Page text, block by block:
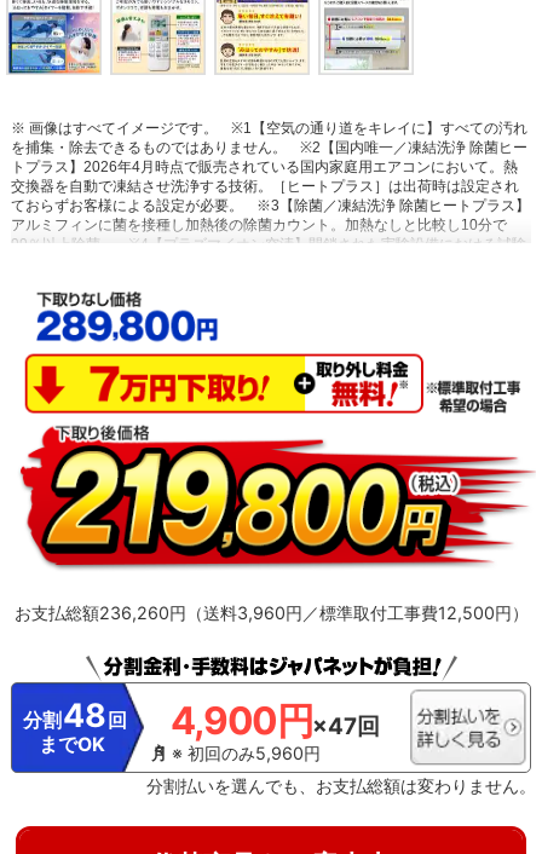
※ 画像はすべてイメージです。
※1【空気の通り道をキレイに】すべての汚れ
を捕集・除去できるものではありません。
※2【国内唯一／凍結洗浄 除菌ヒー
トプラス】2026年4月時点で販売されている国内家庭用エアコンにおいて。熱
交換器を自動で凍結させ洗浄する技術。［ヒートプラス］は出荷時は設定され
ておらずお客様による設定が必要。
※3【除菌／凍結洗浄 除菌ヒートプラス】
アルミフィンに菌を接種し加熱後の除菌カウント。加熱なしと比較し10分で
99％以上除菌。
※4【プラズマイオン空清】閉鎖された実験設備における試験
実験設備における試験結果によるもので、実使用空間での効果を示すものでは
ありません。
※6【内部のカビを抑制／カビバスター】室温・湿度が上昇する
場合あり。工場出荷時は設定されておらず、お客様による設定が必要です。
※7【国内唯一／ステンレス・クリーン システム】2026年4月時点で販売されて
いる国内家庭用エアコンにおいて。通風路、フラップにステンレスを採用。
※8【最上位モデルにも搭載／凍結洗浄 除菌ヒートプラス】Xシリーズ搭載「凍
結洗浄ヒートプラス」とは加熱温度が異なります。手動運転のみ。
※9【「凍
結洗浄」お客様満足度約93％】「凍結洗浄」機能についての満足度。2023年11
月調査（N=6,455）。
※10【フィルター掃除で約10％の省エネ効果】外気温
2℃、部屋の温度約23℃、室温安定時1時間平均の消費電力を計測。埃2g塗布状
態の消費電力（521Wh）と掃除後の消費電力（466Wh）。
※11【抗菌・防カ
ビ・抗ウイルスフィルター】フィルターの性能。部屋全体への抑制性能とは異
なります。
※12【ダストボックスのお手入れ】ダストボックスは半年に1回を
目安に定期的に確認して、ホコリがたまっているようならお手入れをしてくだ
※13【最上位モデルにも搭載／プラズマイオン空清】Xシリーズ搭載
着量がプラスチックの半分以下】プラスチックとステンレスの比較。JIS粉体8
ているわけではありません。JIS Z 2801定量試験(フィルム密着法)によりま
す。
※16【ecoこれっきり運転で省エネ】RAS-CT4026D、洋室14畳。冷房
時:外気温35℃、設定温度27℃、風速自動において、室温安定時の1時間あたり
の積算消費電力量が［ecoこれっきり］ON（262Wh）とOFF（303Wh）との比
較。カーテンを閉め切った日射量の少ない日中を想定。
※17【外気温50℃で
も運転】運転中の室外機の吸い込み空気温度。ベランダなど狭小スペースに設
置した場合、室外機周辺が高温になることがあります。所定の設置スペースを
ます。使用環境により能力が低下する場合があります。
※19【国内唯一／室
外熱交換器自動お掃除［凍結洗浄］】2026年4月時点で販売されている国内家
お支払総額236,260円（送料3,960円／標準取付工事費12,500円）
分割 48 回
までOK
4,900円×47回
※ 初回のみ5,960円
分割払いを選んでも、お支払総額は変わりません。